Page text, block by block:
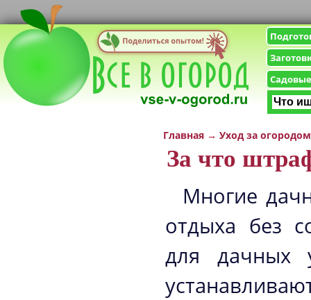
Главная → Уход за огородом
За что
Многие
отдыха без
для дачных